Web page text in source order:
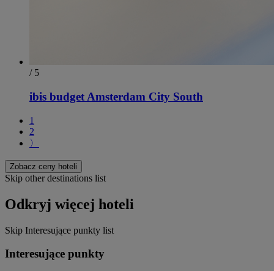
/ 5
ibis budget Amsterdam City South
1
2
〉
Zobacz ceny hoteli
Skip other destinations list
Odkryj więcej hoteli
Skip Interesujące punkty list
Interesujące punkty